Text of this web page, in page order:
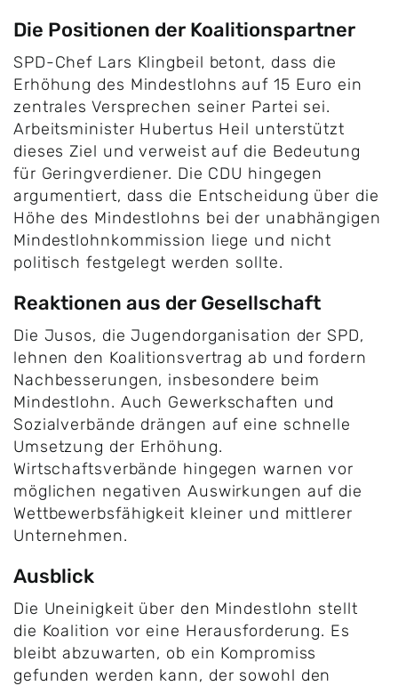
Die Positionen der Koalitionspartner
SPD-Chef Lars Klingbeil betont, dass die
Erhöhung des Mindestlohns auf 15 Euro ein
zentrales Versprechen seiner Partei sei.
Arbeitsminister Hubertus Heil unterstützt
dieses Ziel und verweist auf die Bedeutung
für Geringverdiener. Die CDU hingegen
argumentiert, dass die Entscheidung über die
Höhe des Mindestlohns bei der unabhängigen
Mindestlohnkommission liege und nicht
politisch festgelegt werden sollte.
Reaktionen aus der Gesellschaft
Die Jusos, die Jugendorganisation der SPD,
lehnen den Koalitionsvertrag ab und fordern
Nachbesserungen, insbesondere beim
Mindestlohn. Auch Gewerkschaften und
Sozialverbände drängen auf eine schnelle
Umsetzung der Erhöhung.
Wirtschaftsverbände hingegen warnen vor
möglichen negativen Auswirkungen auf die
Wettbewerbsfähigkeit kleiner und mittlerer
Unternehmen.
Ausblick
Die Uneinigkeit über den Mindestlohn stellt
die Koalition vor eine Herausforderung. Es
bleibt abzuwarten, ob ein Kompromiss
gefunden werden kann, der sowohl den